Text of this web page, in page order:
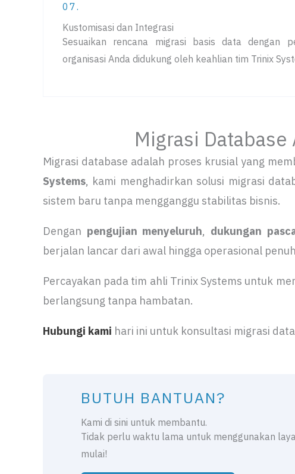
07.
Kustomisasi dan Integrasi
Sesuaikan rencana migrasi basis data dengan
organisasi Anda didukung oleh keahlian tim Trinix
Migrasi
Migrasi database adalah proses krusial yang
Systems, kami menghadirkan solusi migrasi
sistem baru tanpa mengganggu stabilitas bisnis.
Dengan pengujian menyeluruh, dukungan
berjalan lancar dari awal hingga operasional
Percayakan pada tim ahli Trinix Systems untuk
berlangsung tanpa hambatan.
Hubungi kami hari ini untuk konsultasi migrasi
BUTUH BANTUAN?
Kami di sini untuk membantu.
Tidak perlu waktu lama untuk menggunakan
mulai!